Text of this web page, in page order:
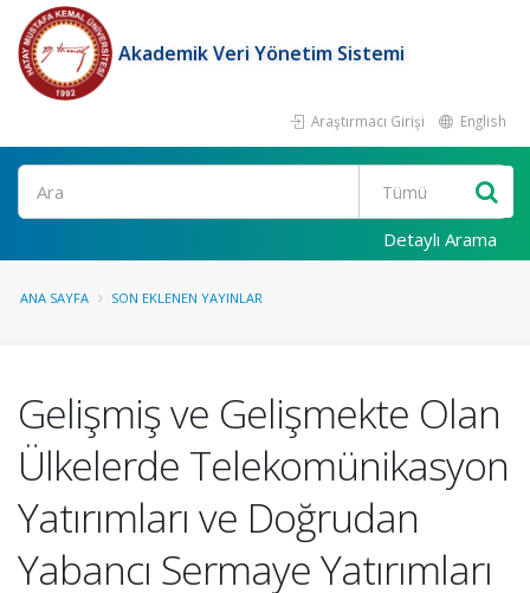
Akademik Veri Yönetim Sistemi
Araştırmacı Girişi English
Ara
Detaylı Arama
ANA SAYFA SON EKLENEN YAYINLAR
Gelişmiş ve Gelişmekte Olan
Ülkelerde Telekomünikasyon
Yatırımları ve Doğrudan
Yabancı Sermaye Yatırımları